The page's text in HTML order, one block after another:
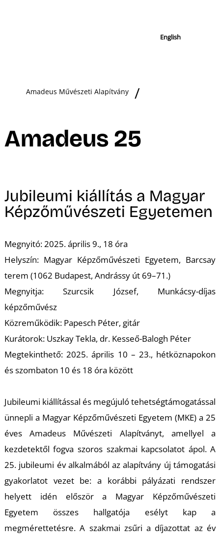
English
Amadeus Művészeti Alapítvány
Amadeus 25
Jubileumi kiállítás a Magyar
Képzőművészeti Egyetemen
Megnyitó: 2025. április 9., 18 óra
Helyszín: Magyar Képzőművészeti Egyetem, Barcsay
terem (1062 Budapest, Andrássy út 69–71.)
Megnyitja: Szurcsik József, Munkácsy-díjas
képzőművész
Közreműködik: Papesch Péter, gitár
Kurátorok: Uszkay Tekla, dr. Kesseő-Balogh Péter
Megtekinthető: 2025. április 10 – 23., hétköznapokon
és szombaton 10 és 18 óra között
Jubileumi kiállítással és megújuló tehetségtámogatással
ünnepli a Magyar Képzőművészeti Egyetem (MKE) a 25
éves Amadeus Művészeti Alapítványt, amellyel a
kezdetektől fogva szoros szakmai kapcsolatot ápol. A
25. jubileumi év alkalmából az alapítvány új támogatási
gyakorlatot vezet be: a korábbi pályázati rendszer
helyett idén először a Magyar Képzőművészeti
Egyetem összes hallgatója esélyt kap a
megmérettetésre. A szakmai zsűri a díjazottat az év